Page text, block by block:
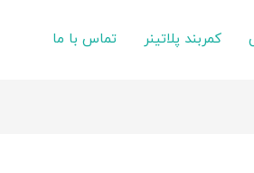
کمربند پلاتینر تماس با ما